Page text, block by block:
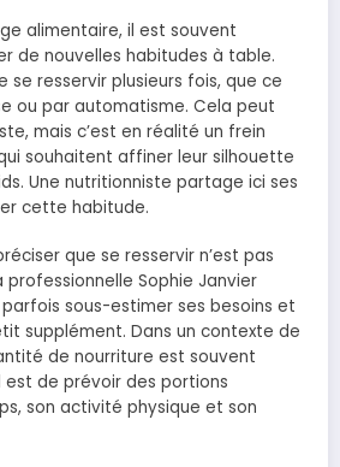
alimentaire, il est souvent
de nouvelles habitudes à table.
se resservir plusieurs fois, que ce
ou par automatisme. Cela peut
mais c’est en réalité un frein
souhaitent affiner leur silhouette
Une nutritionniste partage ici ses
cette habitude.
que se resservir n’est pas
professionnelle Sophie Janvier
parfois sous-estimer ses besoins et
supplément. Dans un contexte de
de nourriture est souvent
est de prévoir des portions
son activité physique et son